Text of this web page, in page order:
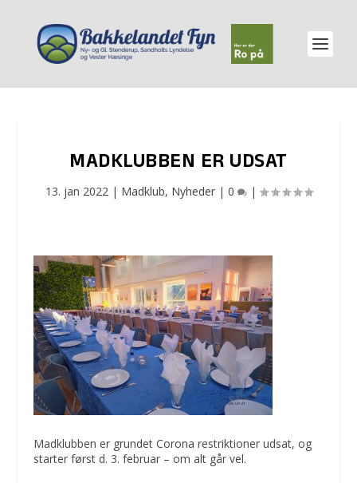
MADKLUBBEN ER UDSAT
13. jan 2022| Madklub, Nyheder| 0 |
Madklubben er grundet Corona restriktioner udsat, og
starter først d. 3. februar – om alt går vel.